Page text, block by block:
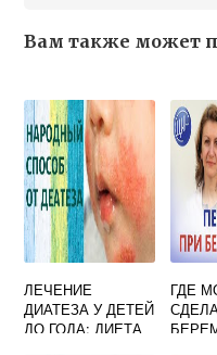
Вам также может
ЛЕЧЕНИЕ
ДИАТЕЗА У ДЕТЕЙ
ДО ГОДА: ДИЕТА
ГДЕ